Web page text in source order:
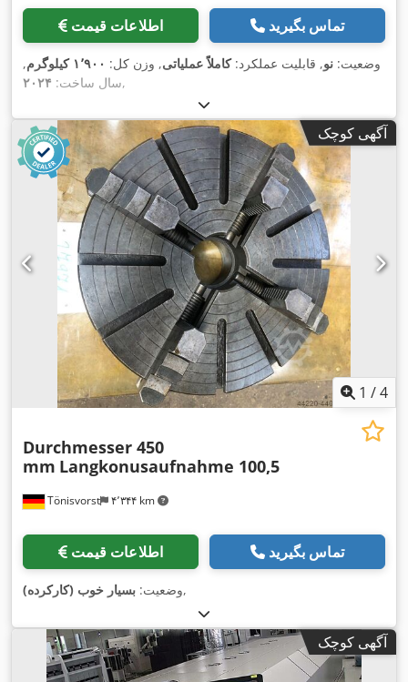
اطلاعات قیمت تماس بگیرید
وضعیت: نو, قابلیت عملکرد:کاملاً عملیاتی, وزن کل: ۱٬۹۰۰ کیلوگرم
,
سال ساخت: ۲۰۲۴ ,
آگهی کوچک
1 /4
Tönisvorst ۴٬۳۴۴ km
Durchmesser 450
mm Langkonusaufnahme 100,5
اطلاعات قیمت تماس بگیرید
وضعیت: بسیار خوب (کارکرده) ,
آگهی کوچک